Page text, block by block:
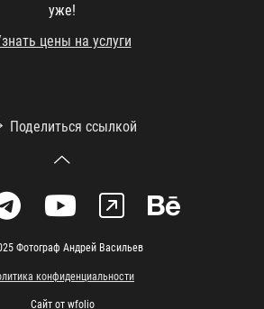
уже!
цены на услуги
Поделиться ссылкой
Фотограф Андрей Васильев
конфиденциальности
Сайт от wfolio